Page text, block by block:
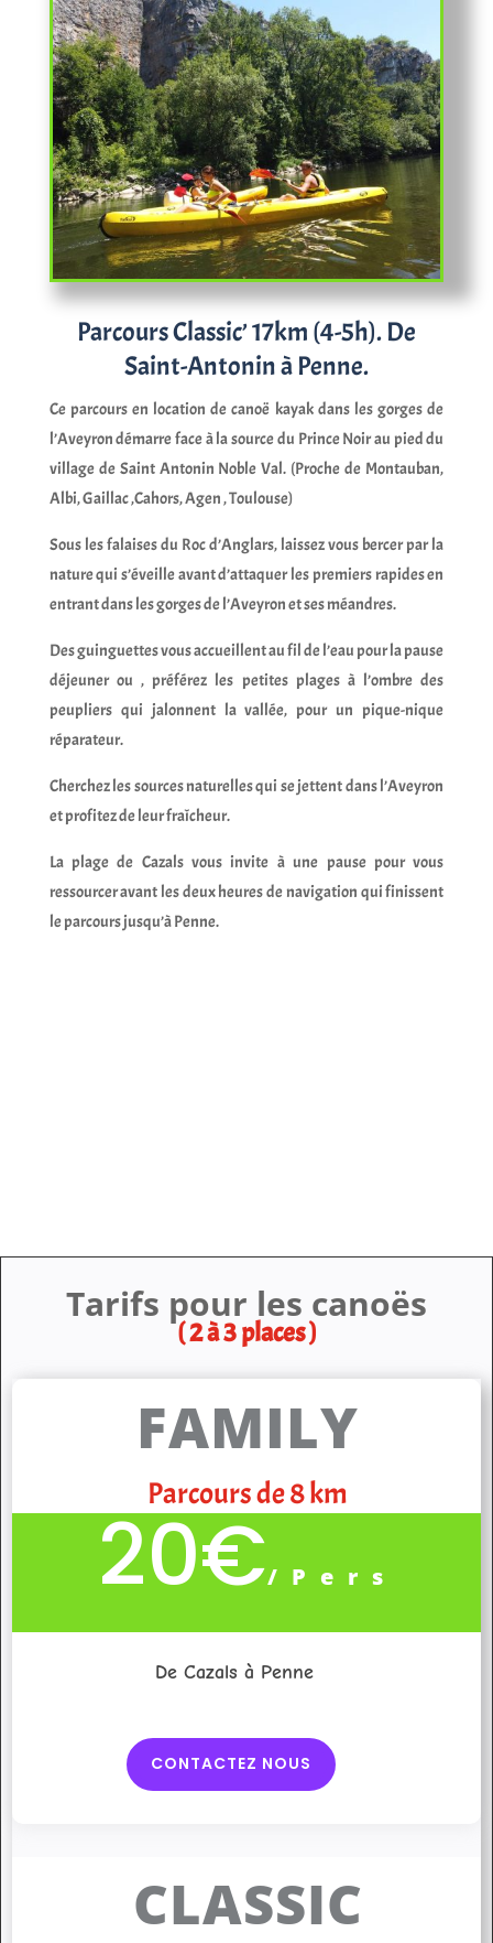
Parcours Classic’ 17km (4-5h). De
Saint-Antonin à Penne.
Ce parcours en location de canoë kayak dans les gorges de
l’Aveyron démarre face à la source du Prince Noir au pied du
village de Saint Antonin Noble Val. (Proche de Montauban,
Albi, Gaillac ,Cahors, Agen , Toulouse)
Sous les falaises du Roc d’Anglars, laissez vous bercer par la
nature qui s’éveille avant d’attaquer les premiers rapides en
entrant dans les gorges de l’Aveyron et ses méandres.
Des guinguettes vous accueillent au fil de l’eau pour la pause
déjeuner ou , préférez les petites plages à l’ombre des
peupliers qui jalonnent la vallée, pour un pique-nique
réparateur.
Cherchez les sources naturelles qui se jettent dans l’Aveyron
et profitez de leur fraîcheur.
La plage de Cazals vous invite à une pause pour vous
ressourcer avant les deux heures de navigation qui finissent
le parcours jusqu’à Penne.
Tarifs pour les canoës
( 2 à 3 places )
FAMILY
Parcours de 8 km
20€/ Pers
De Cazals à Penne
CONTACTEZ NOUS
CLASSIC